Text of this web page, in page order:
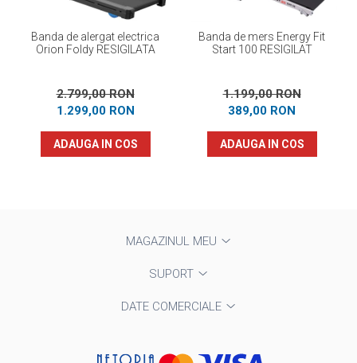
Banda de alergat electrica
Orion Foldy RESIGILATA
2.799,00 RON
1.299,00 RON
ADAUGA IN COS
Banda de mers Energy Fit
Start 100 RESIGILAT
1.199,00 RON
389,00 RON
ADAUGA IN COS
MAGAZINUL MEU
SUPORT
DATE COMERCIALE